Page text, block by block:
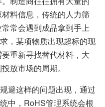
料信息，传统的人力筛
常会遇到成品拿到手上
，某项物质出现超标的现
重新寻找替代材料，大
放市场的周期。
避这样的问题出现，通过
中，RoHS管理系统会根